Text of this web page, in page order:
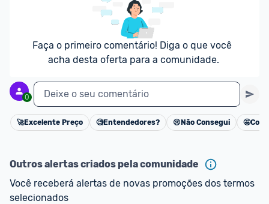
Faça o primeiro comentário! Diga o que você
acha desta oferta para a comunidade.
0 Deixe o seu comentário
Cancelar
🚀Excelente Preço 🧐Entendedores? 😢 Não Consegui 🤩
Outros alertas criados pela comunidade
Você receberá alertas de novas promoções dos termos
selecionados